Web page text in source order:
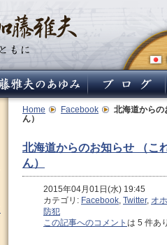
Home Facebook
北海道からの
ん）
北海道からのお知らせ （こ
ん）
2015年04月01日(水) 19:45
カテゴリ: Facebook, Twitter, オ
防犯
この記事へのコメント は 5 件あ